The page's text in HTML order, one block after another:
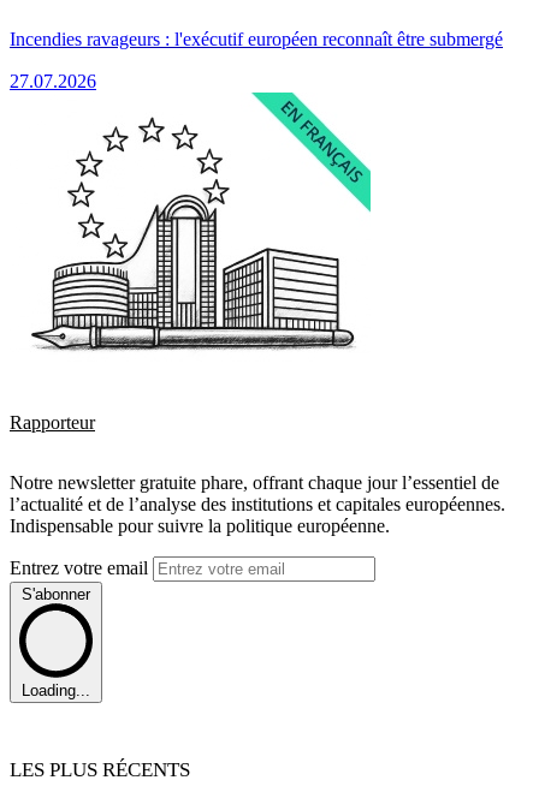
Incendies ravageurs : l'exécutif européen reconnaît être submergé
27.07.2026
Rapporteur
Notre newsletter gratuite phare, offrant chaque jour l’essentiel de
l’actualité et de l’analyse des institutions et capitales européennes.
Indispensable pour suivre la politique européenne.
Entrez votre email
S'abonner
Loading...
LES PLUS RÉCENTS